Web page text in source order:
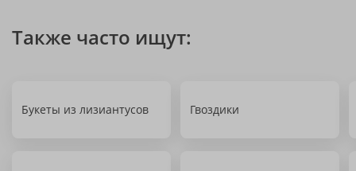
Также часто ищут:
Букеты из лизиантусов Гвоздики